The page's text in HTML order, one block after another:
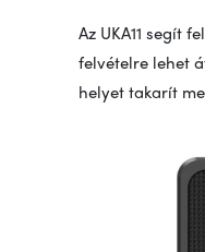
Az UKA11 segít
felvételre lehet
helyet takarít